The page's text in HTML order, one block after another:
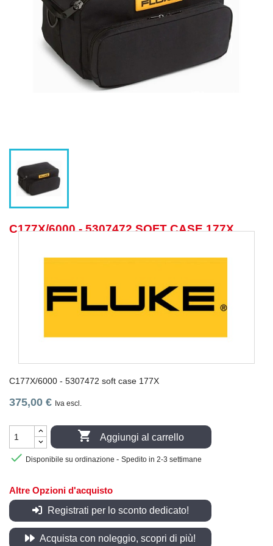
C177X/6000 - 5307472 SOFT CASE 177X
C177X/6000 - 5307472 soft case 177X
375,00 € Iva escl.
 Aggiungi al carrello
 Disponibile su ordinazione - Spedito in 2-3 settimane
Altre Opzioni d'acquisto
Registrati per lo sconto dedicato!
Acquista con noleggio, scopri di più!